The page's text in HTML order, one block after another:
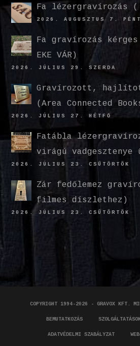
Fa lézergravírozás (
2026. AUGUSZTUS 7.
Fa gravírozás
EKE VÁR)
2026. JÚLIUS 29. SZERDA
Gravírozott,
(Area Connected
2026. JÚLIUS 27. HÉTFŐ
Fatábla
virágú vadgesztenye
2026. JÚLIUS 23. CSÜTÖRTÖK
Zár fedőlemez
filmes díszlethez)
2026. JÚLIUS 23. CSÜTÖRTÖK
COPYRIGHT 1994-2026 - GRAVOX KFT.
BEMUTATKOZÁS
ADATVÉDELMI SZABÁLYZAT